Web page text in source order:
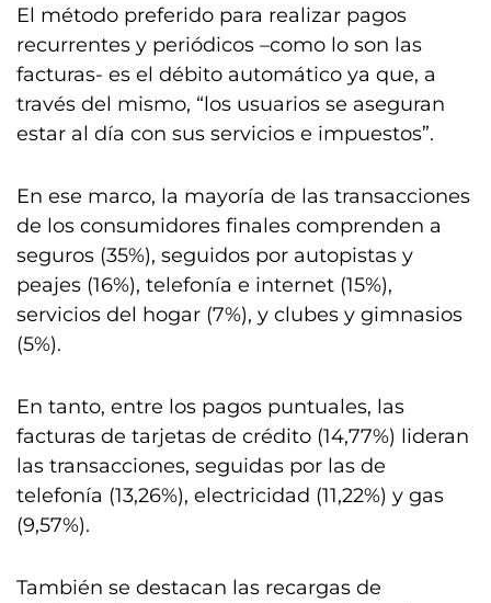
El método preferido para realizar pagos
recurrentes y periódicos –como lo son las
facturas- es el débito automático ya que, a
través del mismo, “los usuarios se aseguran
estar al día con sus servicios e impuestos”.
En ese marco, la mayoría de las transacciones
de los consumidores finales comprenden a
seguros (35%), seguidos por autopistas y
peajes (16%), telefonía e internet (15%),
servicios del hogar (7%), y clubes y gimnasios
(5%).
En tanto, entre los pagos puntuales, las
facturas de tarjetas de crédito (14,77%) lideran
las transacciones, seguidas por las de
telefonía (13,26%), electricidad (11,22%) y gas
(9,57%).
También se destacan las recargas de